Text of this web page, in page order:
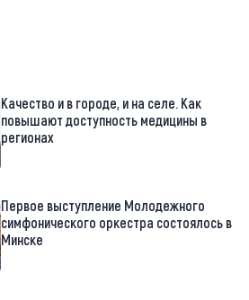
Качество и в городе, и на селе. Как
повышают доступность медицины в
регионах
Первое выступление Молодежного
симфонического оркестра состоялось в
Минске